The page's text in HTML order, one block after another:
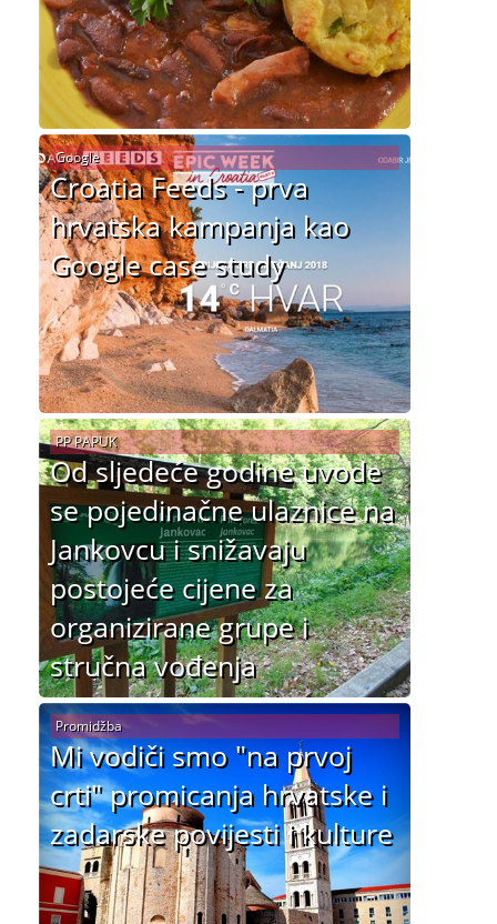
Croatia Feeds - prva
hrvatska kampanja kao
Google case study
Google
Od sljedeće godine uvode
se pojedinačne ulaznice na
Jankovcu i snižavaju
postojeće cijene za
organizirane grupe i
stručna vođenja
PP PAPUK
Mi vodiči smo "na prvoj
crti" promicanja hrvatske i
zadarske povijesti i kulture
Promidžba